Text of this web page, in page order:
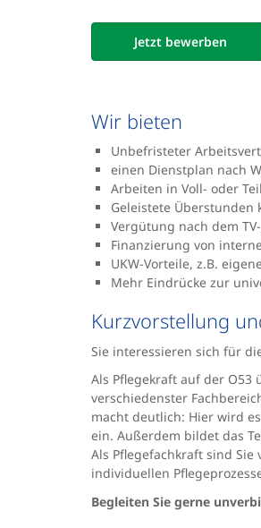
Jetzt bewerben
Wir bieten
Unbefristeter
einen Dienstplan nach
Arbeiten in Voll- oder
Geleistete Überstunden
Vergütung nach dem
Finanzierung von
UKW-Vorteile, z.B.
Mehr Eindrücke zur
Kurzvorstellung
Sie interessieren sich für
Als Pflegekraft auf der O53
verschiedenster
macht deutlich: Hier wird
ein. Außerdem bildet das
Als Pflegefachkraft sind
individuellen
Begleiten Sie gerne